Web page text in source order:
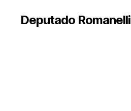
Deputado Romanelli